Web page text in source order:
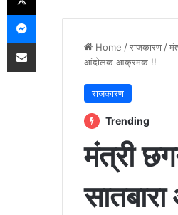
Home /राजकारण /
आंदोलक आक्रमक !!
राजकारण
Trending
मंत्री
Messenger
Share via Email